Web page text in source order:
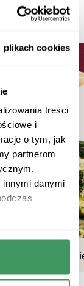
plikach cookies
treści
i
o tym, jak
partnerom
innymi danymi